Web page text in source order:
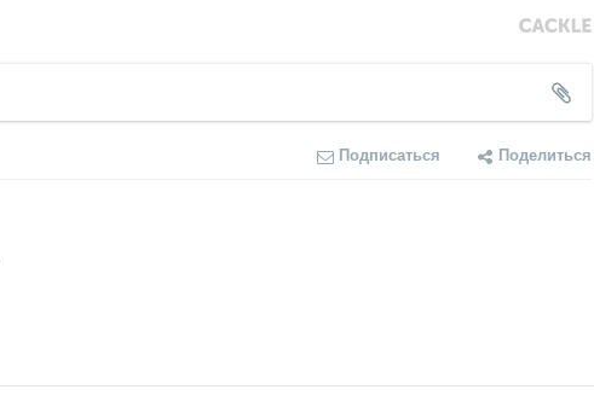
Подписаться Поделиться